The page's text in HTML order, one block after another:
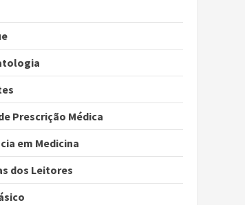
Prescrição Médica
em Medicina
dos Leitores